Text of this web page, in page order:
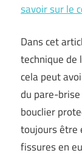
savoir sur le
Dans cet
technique de
cela peut
du pare-
bouclier
toujours être
fissures en